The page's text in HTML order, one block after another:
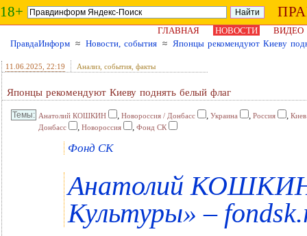
18+
ГЛАВНАЯ НОВОСТИ
ВИДЕО
ПравдаИнформ ≈ Новости, события ≈ Японцы рекомендуют Киеву
11.06.2025 , 22:19 Анализ, события, факты
Японцы рекомендуют Киеву поднять белый флаг
Анатолий КОШКИН , Новороссия / Донбасс , Украина , Россия , Киев
Донбасс
, Новороссия , Фонд СК
Фонд СК
Анатолий КОШКИН
Культуры» –